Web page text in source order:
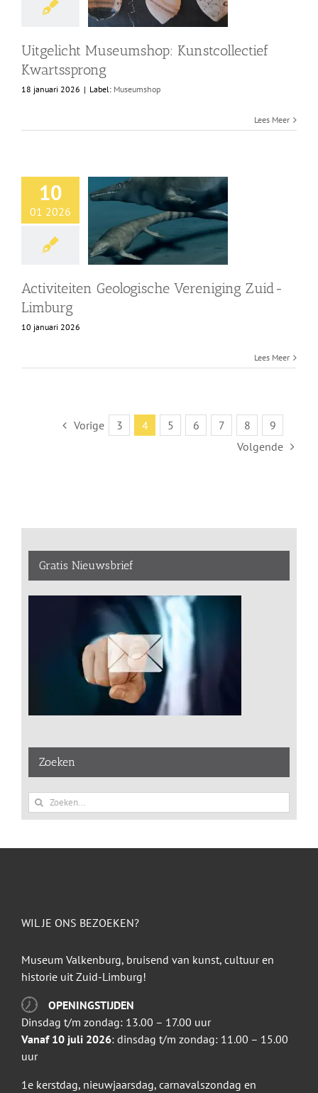
Uitgelicht Museumshop: Kunstcollectief
Kwartssprong
18 januari 2026 | Label: Museumshop
Lees Meer
10
01 2026
Activiteiten Geologische Vereniging Zuid-
Limburg
10 januari 2026
Lees Meer
Vorige 3 4 5 6 7 8
9
Volgende
Gratis Nieuwsbrief
Zoeken
Zoeken
naar:
WIL JE ONS BEZOEKEN?
Museum Valkenburg, bruisend van kunst, cultuur en
historie uit Zuid-Limburg!
OPENINGSTIJDEN
Dinsdag t/m zondag: 13.00 – 17.00 uur
Vanaf 10 juli 2026: dinsdag t/m zondag: 11.00 – 15.00
uur
1e kerstdag, nieuwjaarsdag, carnavalszondag en